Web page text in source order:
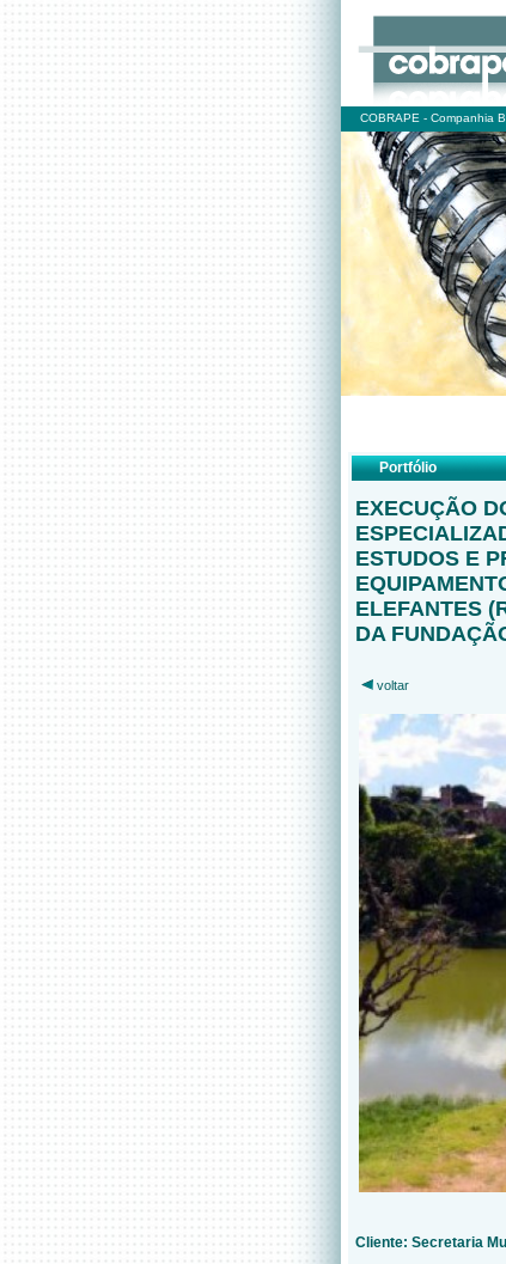
COBRAPE - Companhia
Portfólio
EXECUÇÃO
ESTUDOS E
ELEFANTES
DA
voltar
Cliente: Secretaria